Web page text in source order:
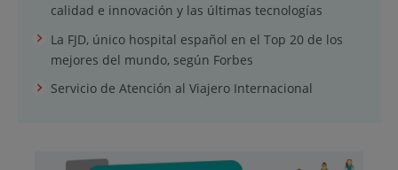
calidad e innovación y las últimas tecnologías
La FJD, único hospital español en el Top 20 de los
mejores del mundo, según Forbes
Servicio de Atención al Viajero Internacional